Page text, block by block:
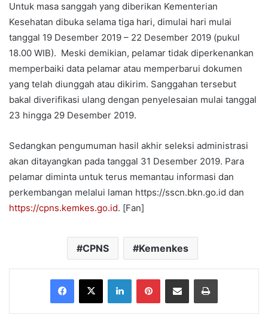
Untuk masa sanggah yang diberikan Kementerian
Kesehatan dibuka selama tiga hari, dimulai hari mulai
tanggal 19 Desember 2019 – 22 Desember 2019 (pukul
18.00 WIB). Meski demikian, pelamar tidak diperkenankan
memperbaiki data pelamar atau memperbarui dokumen
yang telah diunggah atau dikirim. Sanggahan tersebut
bakal diverifikasi ulang dengan penyelesaian mulai tanggal
23 hingga 29 Desember 2019.
Sedangkan pengumuman hasil akhir seleksi administrasi
akan ditayangkan pada tanggal 31 Desember 2019. Para
pelamar diminta untuk terus memantau informasi dan
perkembangan melalui laman https://sscn.bkn.go.id dan
https://cpns.kemkes.go.id. [Fan]
CPNS Kemenkes
Facebook
X LinkedInPinterestShare via Email Print